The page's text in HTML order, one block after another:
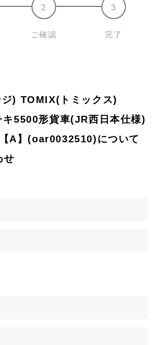
ご確認 完了
) TOMIX(トミックス)
5500形貨車(JR西日本仕様)
A】(oar0032510)について
せ